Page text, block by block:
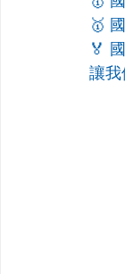
🥇
🏅
讓